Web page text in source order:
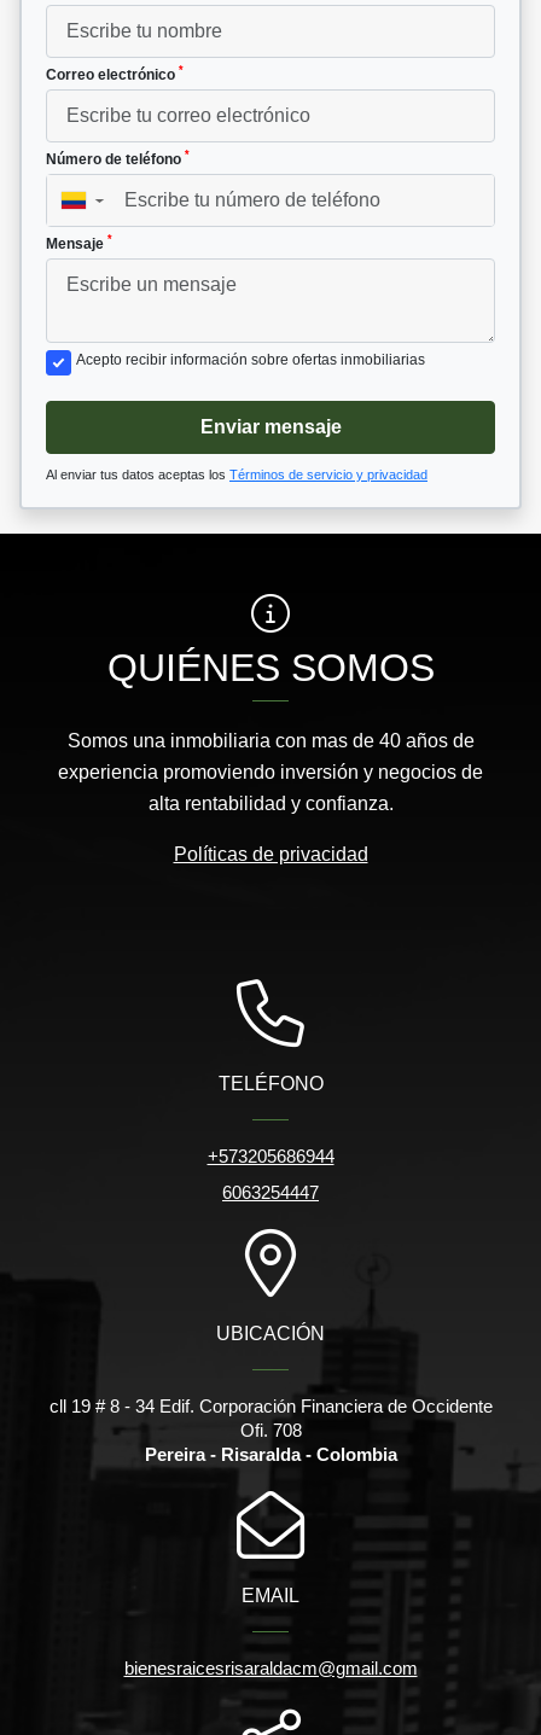
Correo electrónico *
Número de teléfono *
▼
Mensaje *
Acepto recibir información sobre ofertas inmobiliarias
Enviar mensaje
Al enviar tus datos aceptas los Términos de servicio y privacidad
QUIÉNES SOMOS
Somos una inmobiliaria con mas de 40 años de
experiencia promoviendo inversión y negocios de
alta rentabilidad y confianza.
Políticas de privacidad
TELÉFONO
+573205686944
6063254447
UBICACIÓN
cll 19 # 8 - 34 Edif. Corporación Financiera de Occidente
Ofi. 708
Pereira - Risaralda - Colombia
EMAIL
bienesraicesrisaraldacm@gmail.com